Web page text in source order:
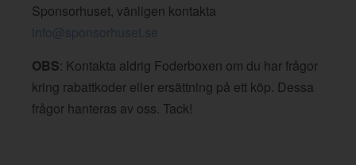
Sponsorhuset, vänligen kontakta
info@sponsorhuset.se
OBS: Kontakta aldrig Foderboxen om du har frågor
kring rabattkoder eller ersättning på ett köp. Dessa
frågor hanteras av oss. Tack!